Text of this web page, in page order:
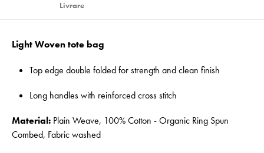
Livrare
Light Woven tote bag
Top edge double folded for strength and clean finish
Long handles with reinforced cross stitch
Material: Plain Weave, 100% Cotton - Organic Ring Spun
Combed, Fabric washed